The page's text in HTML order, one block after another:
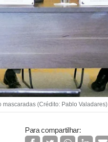
mascaradas (Crédito: Pablo Valadares)
Para compartilhar: